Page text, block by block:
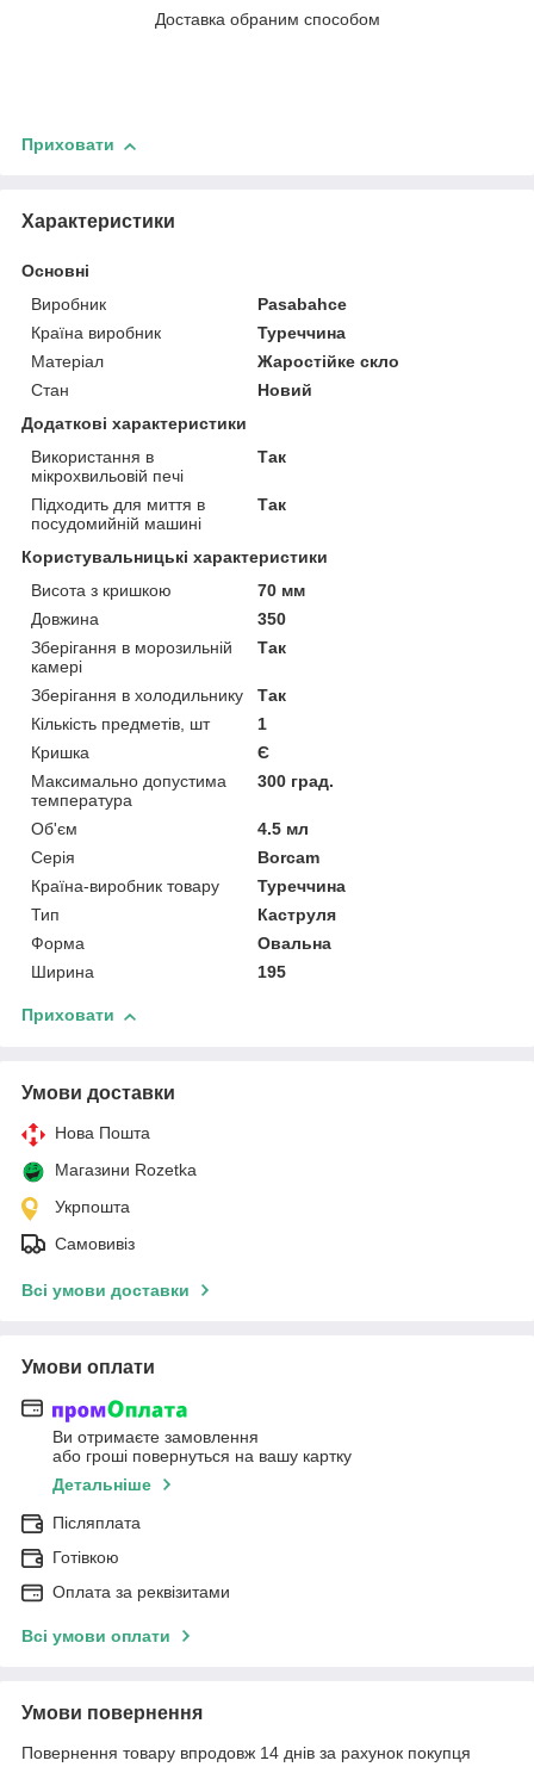
Доставка обраним способом
Приховати
Характеристики
Основні
Виробник
Pasabahce
Країна виробник
Туреччина
Матеріал
Жаростійке скло
Стан
Новий
Додаткові характеристики
Використання в
мікрохвильовій печі
Так
Підходить для миття в
посудомийній машині
Так
Користувальницькі характеристики
Висота з кришкою
70 мм
Довжина
350
Зберігання в морозильній
камері
Так
Зберігання в холодильнику
Так
Кількість предметів, шт
1
Кришка
Є
Максимально допустима
температура
300 град.
Об'єм
4.5 мл
Серія
Borcam
Країна-виробник товару
Туреччина
Тип
Каструля
Форма
Овальна
Ширина
195
Приховати
Умови доставки
Нова Пошта
Магазини Rozetka
Укрпошта
Самовивіз
Всі умови доставки
Умови оплати
Ви отримаєте замовлення
або гроші повернуться на вашу картку
Детальніше
Післяплата
Готівкою
Оплата за реквізитами
Всі умови оплати
Умови повернення
Повернення товару впродовж 14 днів за рахунок покупця